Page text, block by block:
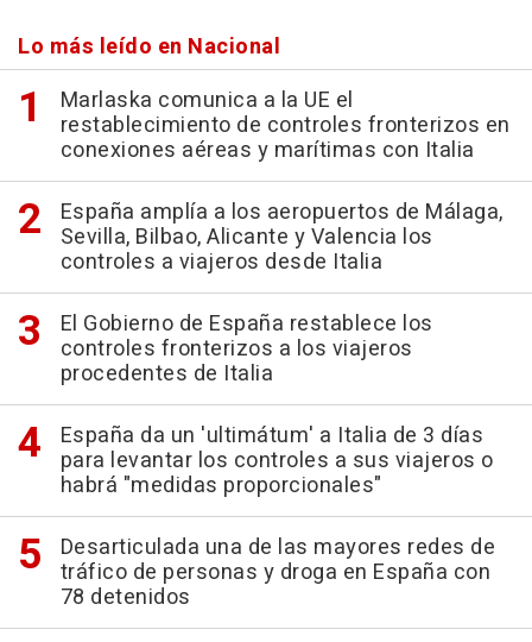
Lo más leído en Nacional
Marlaska comunica a la UE el
restablecimiento de controles fronterizos en
conexiones aéreas y marítimas con Italia
España amplía a los aeropuertos de Málaga,
Sevilla, Bilbao, Alicante y Valencia los
controles a viajeros desde Italia
El Gobierno de España restablece los
controles fronterizos a los viajeros
procedentes de Italia
España da un 'ultimátum' a Italia de 3 días
para levantar los controles a sus viajeros o
habrá "medidas proporcionales"
Desarticulada una de las mayores redes de
tráfico de personas y droga en España con
78 detenidos